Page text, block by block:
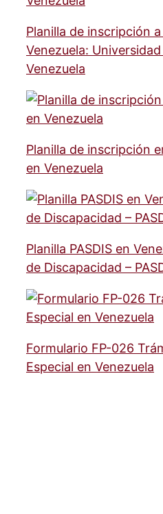
Planilla de inscripción
Venezuela:
Venezuela
Planilla de inscripción
en Venezuela
Planilla PASDIS en
de Discapacidad –
Formulario FP-026
Especial en Venezuela